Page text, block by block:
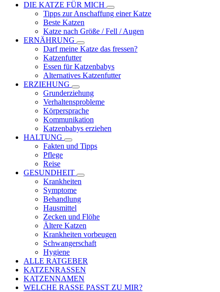
DIE KATZE FÜR MICH
Tipps zur Anschaffung einer Katze
Beste Katzen
Katze nach Größe / Fell / Augen
ERNÄHRUNG
Darf meine Katze das fressen?
Katzenfutter
Essen für Katzenbabys
Alternatives Katzenfutter
ERZIEHUNG
Grunderziehung
Verhaltensprobleme
Körpersprache
Kommunikation
Katzenbabys erziehen
HALTUNG
Fakten und Tipps
Pflege
Reise
GESUNDHEIT
Krankheiten
Symptome
Behandlung
Hausmittel
Zecken und Flöhe
Ältere Katzen
Krankheiten vorbeugen
Schwangerschaft
Hygiene
ALLE RATGEBER
KATZENRASSEN
KATZENNAMEN
WELCHE RASSE PASST ZU MIR?